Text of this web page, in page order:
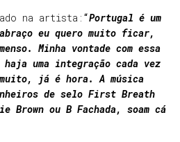
na artista: “Portugal é um
eu quero muito ficar,
Minha vontade com essa
uma integração cada vez
já é hora. A música
de selo First Breath
Brown ou B Fachada, soam cá